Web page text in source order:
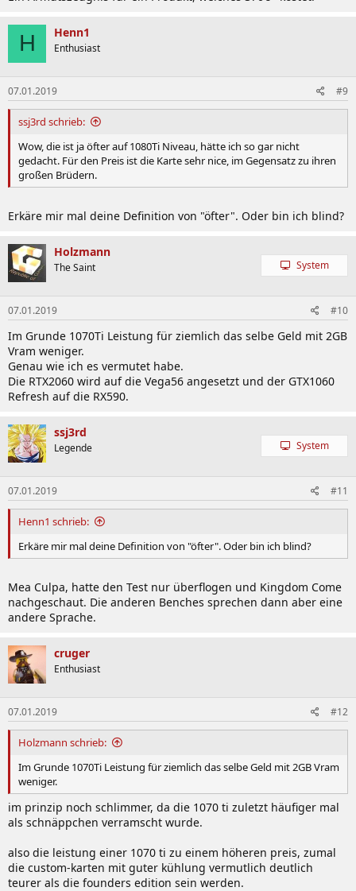
H Henn1
Enthusiast
07.01.2019 #9
ssj3rd schrieb:
Wow, die ist ja öfter auf 1080Ti Niveau, hätte ich so gar nicht
gedacht. Für den Preis ist die Karte sehr nice, im Gegensatz zu ihren
großen Brüdern.
Erkäre mir mal deine Definition von "öfter". Oder bin ich blind?
Holzmann
The Saint System
07.01.2019 #10
Im Grunde 1070Ti Leistung für ziemlich das selbe Geld mit 2GB
Vram weniger.
Genau wie ich es vermutet habe.
Die RTX2060 wird auf die Vega56 angesetzt und der GTX1060
Refresh auf die RX590.
ssj3rd
Legende System
07.01.2019 #11
Henn1 schrieb:
Erkäre mir mal deine Definition von "öfter". Oder bin ich blind?
Mea Culpa, hatte den Test nur überflogen und Kingdom Come
nachgeschaut. Die anderen Benches sprechen dann aber eine
andere Sprache.
cruger
Enthusiast
07.01.2019 #12
Holzmann schrieb:
Im Grunde 1070Ti Leistung für ziemlich das selbe Geld mit 2GB Vram
weniger.
im prinzip noch schlimmer, da die 1070 ti zuletzt häufiger mal
als schnäppchen verramscht wurde.
also die leistung einer 1070 ti zu einem höheren preis, zumal
die custom-karten mit guter kühlung vermutlich deutlich
teurer als die founders edition sein werden.